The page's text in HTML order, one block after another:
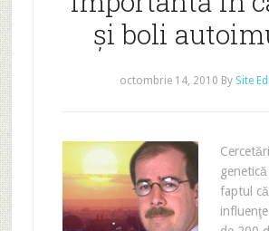
şi boli
octombrie 14, 2010 By Site
faptul